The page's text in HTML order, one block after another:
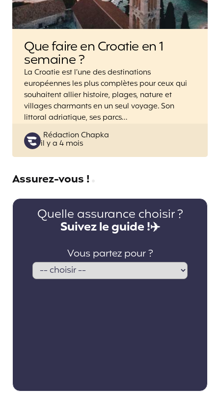
Que faire en Croatie en 1
semaine ?
La Croatie est l’une des destinations
européennes les plus complètes pour ceux qui
souhaitent allier histoire, plages, nature et
villages charmants en un seul voyage. Son
littoral adriatique, ses parcs…
Posted
by
Rédaction Chapka
il y a 4 mois
Assurez-vous !